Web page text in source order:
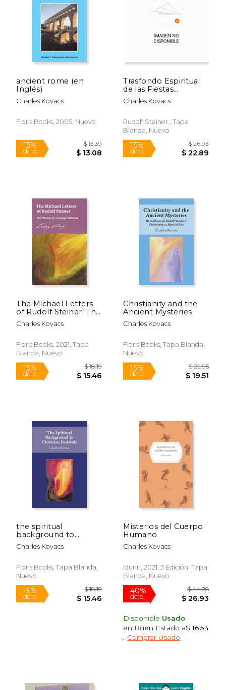
dcto. $ 15.46 dcto.
ancient rome (en
Inglés)
Charles Kovacs
Floris Books, 2005, Nuevo
15%
dcto. $ 13.08
Trasfondo Espiritual
de las Fiestas
Cristianas, el
Charles Kovacs
Rudolf Steiner., Tapa
Blanda, Nuevo
15%
dcto. $
The Michael Letters
of Rudolf Steiner: The
Mission of Archangel
Michael (en Inglés)
Charles Kovacs
Floris Books, 2021, Tapa
Blanda, Nuevo
Christianity and the
Ancient Mysteries
Charles Kovacs
Floris Books, Tapa Blanda,
Nuevo
dcto.
the spiritual
background to
christian festivals (en
Inglés)
Charles Kovacs
Floris Books, Tapa Blanda,
Nuevo
Misterios del Cuerpo
Humano
Charles Kovacs
Idunn, 2021, 3 Edición, Tapa
Blanda, Nuevo
Disponible Usado
en Buen Estado a$ 16.54
Comprar Usado